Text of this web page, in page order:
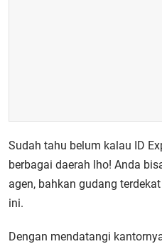
Sudah tahu belum kalau ID
berbagai daerah lho! Anda
agen, bahkan gudang
ini.
Dengan mendatangi